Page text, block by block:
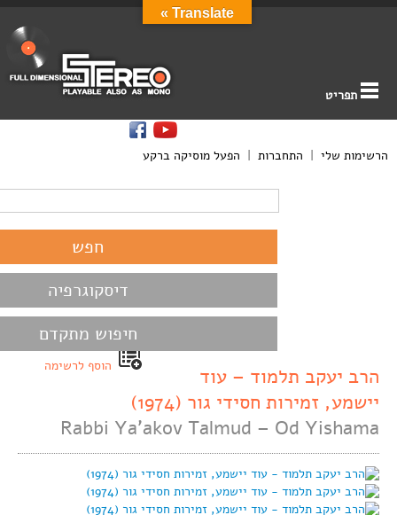
תפריט
הרשימות שלי | התחברות | הפעל מוסיקה ברקע
דיסקוגרפיה
חיפוש מתקדם
הוסף לרשימה
הרב יעקב תלמוד – עוד
יישמע, זמירות חסידי גור (1974)
Rabbi Ya’akov Talmud – Od Yishama
Translate »